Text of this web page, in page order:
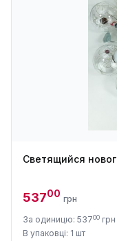
Светящийся
53700 грн
За одиницю: 53700 грн
В упаковці: 1 шт